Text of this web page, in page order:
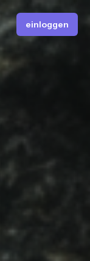
einloggen